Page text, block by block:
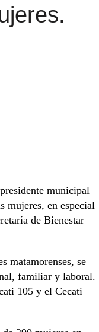
municipal
mujeres, en especial
de Bienestar
matamorenses, se
familiar y laboral.
105 y el Cecati